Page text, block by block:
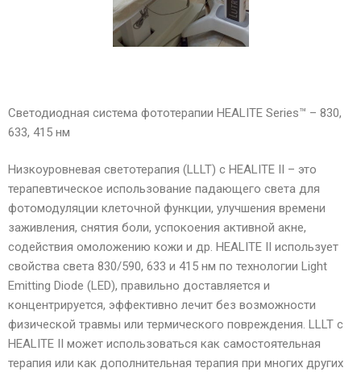
Светодиодная система фототерапии HEALITE Series™ – 830,
633, 415 нм
Низкоуровневая светотерапия (LLLT) с HEALITE II – это
терапевтическое использование падающего света для
фотомодуляции клеточной функции, улучшения времени
заживления, снятия боли, успокоения активной акне,
содействия омоложению кожи и др. HEALITE II использует
свойства света 830/590, 633 и 415 нм по технологии Light
Emitting Diode (LED), правильно доставляется и
концентрируется, эффективно лечит без возможности
физической травмы или термического повреждения. LLLT с
HEALITE II может использоваться как самостоятельная
терапия или как дополнительная терапия при многих других